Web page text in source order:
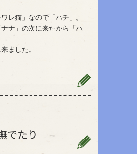
レ猫」なので「ハチ」。
ナ」の次に来たから「ハ
ました。
でたり